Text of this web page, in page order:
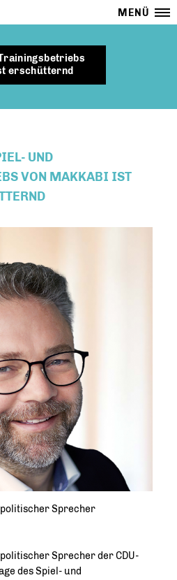
MENÜ
erschütternd
UND
VON MAKKABI IST
Sprecher
Sprecher der CDU-
des Spiel- und